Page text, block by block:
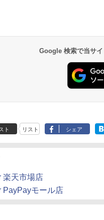
Google 検索で当サ
ト リスト シェア
楽天市場店
PayPayモール店